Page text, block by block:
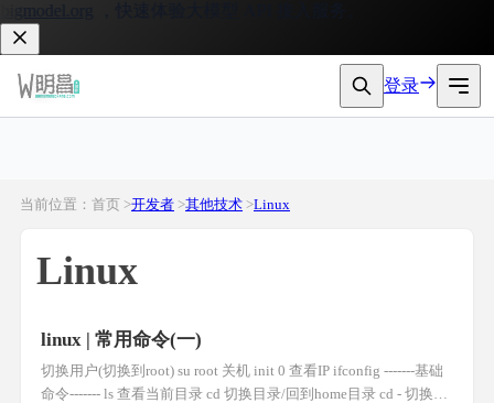
登录
当前位置：首页 >开发者 >其他技术 >Linux
Linux
linux | 常用命令(一)
切换用户(切换到root) su root 关机 init 0 查看IP ifconfig -------基础
命令------- ls 查看当前目录 cd 切换目录/回到home目录 cd - 切换最